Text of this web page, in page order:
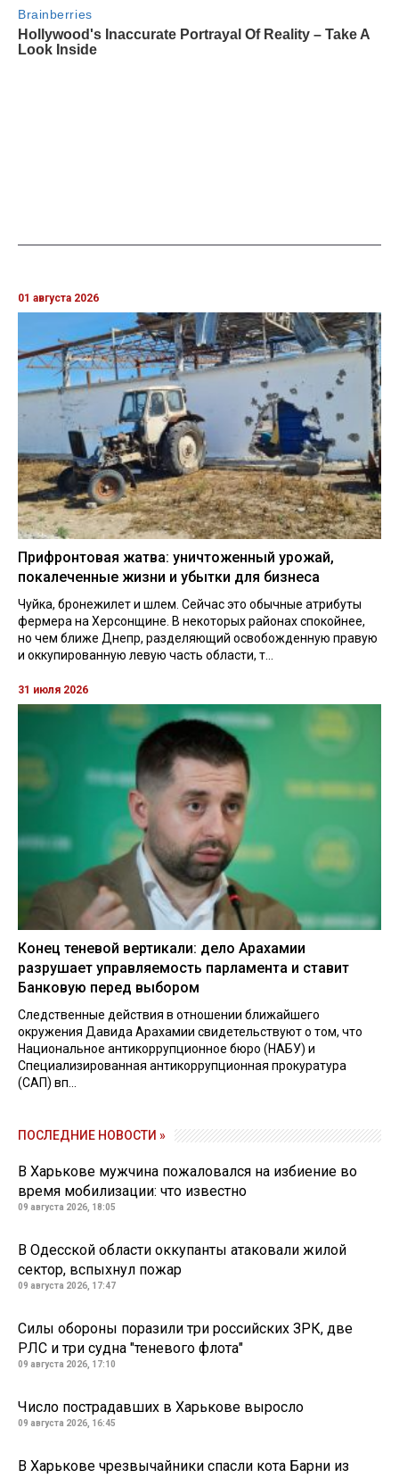
01 августа 2026
Прифронтовая жатва: уничтоженный урожай,
покалеченные жизни и убытки для бизнеса
Чуйка, бронежилет и шлем. Сейчас это обычные атрибуты
фермера на Херсонщине. В некоторых районах спокойнее,
но чем ближе Днепр, разделяющий освобожденную правую
и оккупированную левую часть области, т...
31 июля 2026
Конец теневой вертикали: дело Арахамии
разрушает управляемость парламента и ставит
Банковую перед выбором
Следственные действия в отношении ближайшего
окружения Давида Арахамии свидетельствуют о том, что
Национальное антикоррупционное бюро (НАБУ) и
Специализированная антикоррупционная прокуратура
(САП) вп...
ПОСЛЕДНИЕ НОВОСТИ »
В Харькове мужчина пожаловался на избиение во
время мобилизации: что известно
09 августа 2026, 18:05
В Одесской области оккупанты атаковали жилой
сектор, вспыхнул пожар
09 августа 2026, 17:47
Силы обороны поразили три российских ЗРК, две
РЛС и три судна "теневого флота"
09 августа 2026, 17:10
Число пострадавших в Харькове выросло
09 августа 2026, 16:45
В Харькове чрезвычайники спасли кота Барни из